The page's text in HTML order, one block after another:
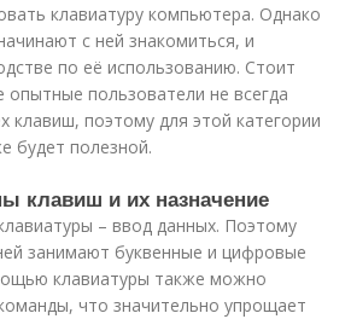
клавиатуру компьютера. Однако
с ней знакомиться, и
по её использованию. Стоит
пользователи не всегда
клавиш, поэтому для этой категории
будет полезной.
клавиш и их назначение
– ввод данных. Поэтому
занимают буквенные и цифровые
клавиатуры также можно
что значительно упрощает